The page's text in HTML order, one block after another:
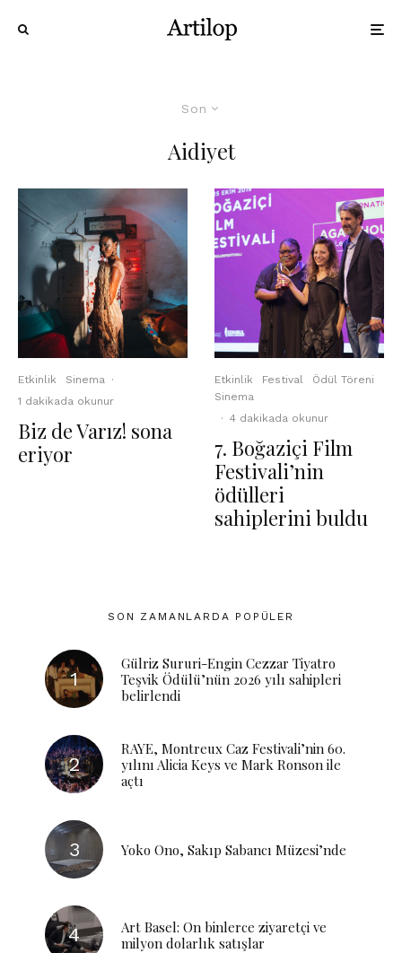
Son
Aidiyet
Etkinlik Sinema ·
1 dakikada okunur
Biz de Varız! sona
eriyor
Etkinlik Festival
Ödül Töreni
Sinema
· 4 dakikada okunur
7. Boğaziçi Film
Festivali’nin
ödülleri
sahiplerini buldu
SON ZAMANLARDA POPÜLER
Gülriz Sururi-Engin Cezzar Tiyatro
Teşvik Ödülü’nün 2026 yılı sahipleri
belirlendi
RAYE, Montreux Caz Festivali’nin 60.
yılını Alicia Keys ve Mark Ronson ile
açtı
Yoko Ono, Sakıp Sabancı Müzesi’nde
Art Basel: On binlerce ziyaretçi ve
milyon dolarlık satışlar